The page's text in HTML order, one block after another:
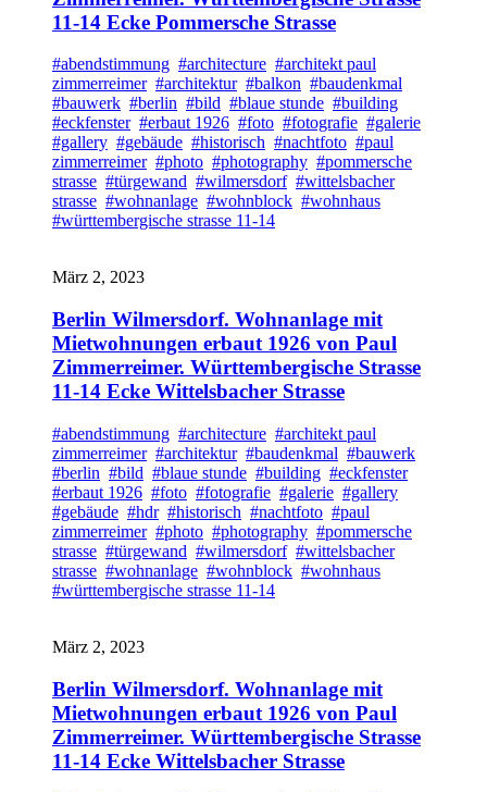
11-14 Ecke Pommersche Strasse
#abendstimmung #architecture #architekt paul
zimmerreimer #architektur #balkon #baudenkmal
#bauwerk #berlin #bild #blaue stunde #building
#eckfenster #erbaut 1926 #foto #fotografie #galerie
#gallery #gebäude #historisch #nachtfoto #paul
zimmerreimer #photo #photography #pommersche
strasse #türgewand #wilmersdorf #wittelsbacher
strasse #wohnanlage #wohnblock #wohnhaus
#württembergische strasse 11-14
März 2, 2023
Berlin Wilmersdorf. Wohnanlage mit
Mietwohnungen erbaut 1926 von Paul
Zimmerreimer. Württembergische Strasse
11-14 Ecke Wittelsbacher Strasse
#abendstimmung #architecture #architekt paul
zimmerreimer #architektur #baudenkmal #bauwerk
#berlin #bild #blaue stunde #building #eckfenster
#erbaut 1926 #foto #fotografie #galerie #gallery
#gebäude #hdr #historisch #nachtfoto #paul
zimmerreimer #photo #photography #pommersche
strasse #türgewand #wilmersdorf #wittelsbacher
strasse #wohnanlage #wohnblock #wohnhaus
#württembergische strasse 11-14
März 2, 2023
Berlin Wilmersdorf. Wohnanlage mit
Mietwohnungen erbaut 1926 von Paul
Zimmerreimer. Württembergische Strasse
11-14 Ecke Wittelsbacher Strasse